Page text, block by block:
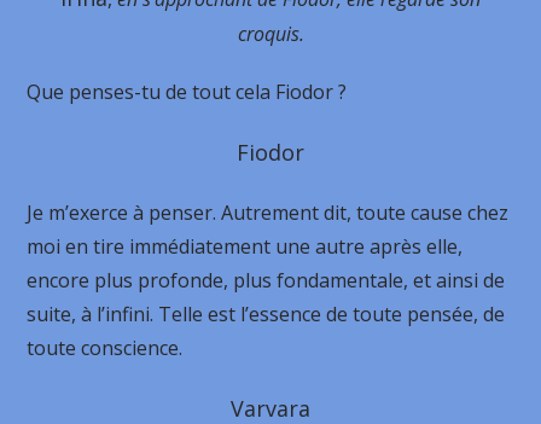
croquis.
Que penses-tu de tout cela Fiodor ?
Fiodor
Je m’exerce à penser. Autrement dit, toute cause chez
moi en tire immédiatement une autre après elle,
encore plus profonde, plus fondamentale, et ainsi de
suite, à l’infini. Telle est l’essence de toute pensée, de
toute conscience.
Varvara